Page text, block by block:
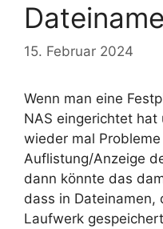
15. Februar 2024
Wenn man eine
NAS eingerichtet
wieder mal
Auflistung/Anzeige
dann könnte das
dass in Dateinamen,
Laufwerk